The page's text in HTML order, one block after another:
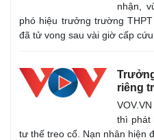
nhận,
phó hiệu trưởng trường
đã tử vong sau vài giờ cấp cứu.
riêng
thì phát
tư thế treo cổ. Nạn nhân hiện